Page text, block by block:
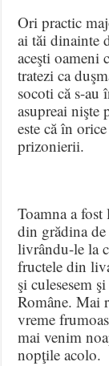
Ori practic
ai tăi dinainte
aceşti oameni
tratezi ca
socoti că s-au
asupreai nişte
este că în
prizonierii.
Toamna a
din grădina de
livrându-le la
fructele din
şi culesesem
Române. Mai
vreme
mai venim
nopţile acolo.